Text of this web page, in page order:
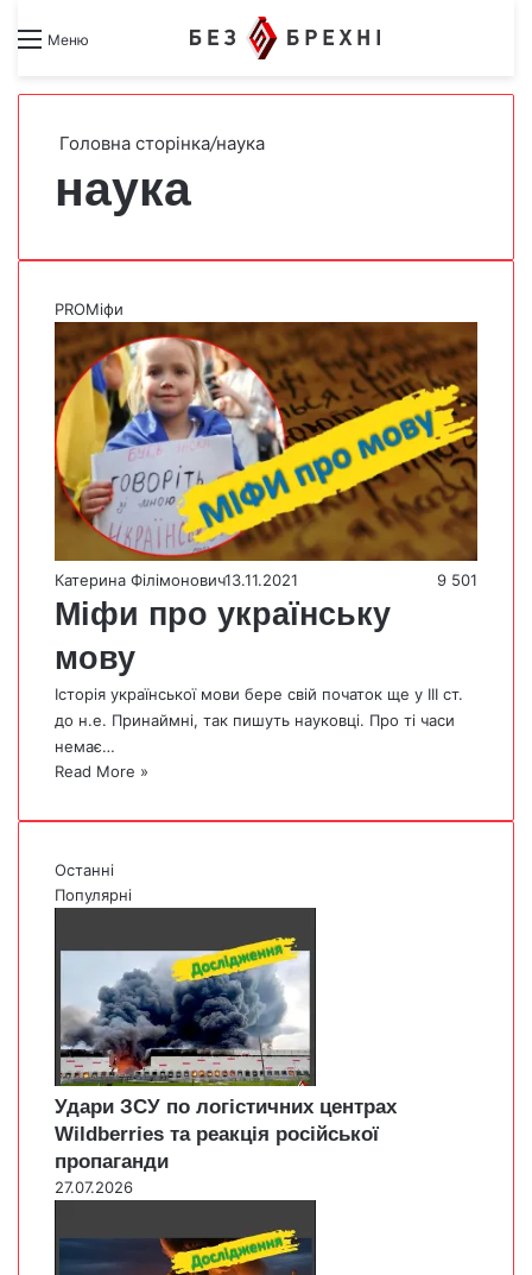
Меню Search forSwitch skin
Головна сторінка/наука
наука
PROМіфи
Катерина Філімонович13.11.2021 9 501
Міфи про українську
мову
Історія української мови бере свій початок ще у III cт.
до н.е. Принаймні, так пишуть науковці. Про ті часи
немає…
Read More »
Останні
Популярні
Удари ЗСУ по логістичних центрах
Wildberries та реакція російської
пропаганди
27.07.2026